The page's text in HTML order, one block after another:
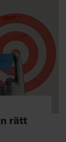
rätt